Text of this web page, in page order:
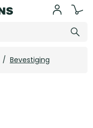
/ Bevestiging